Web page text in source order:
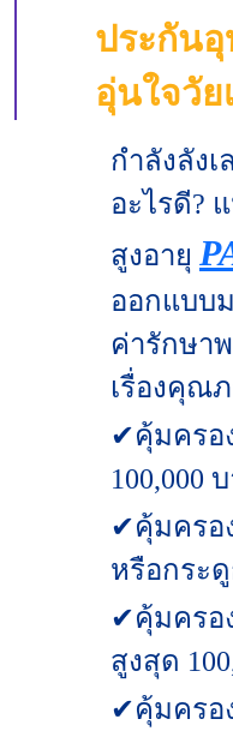
ประกันอุ
อุ่นใจวัย
กำลังลัง
อะไรดี?
สูงอายุ
ออกแบบ
ค่ารักษา
เรื่องคุณ
✔คุ้มครอ
100,000
✔คุ้มครอ
หรือกระ
✔คุ้มครอ
สูงสุด
✔คุ้มครอ